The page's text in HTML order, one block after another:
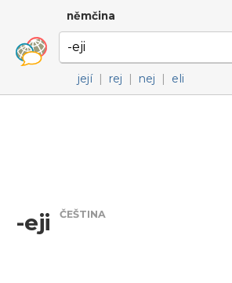
němčina
její | rej | nej | eli
-eji ČEŠTINA